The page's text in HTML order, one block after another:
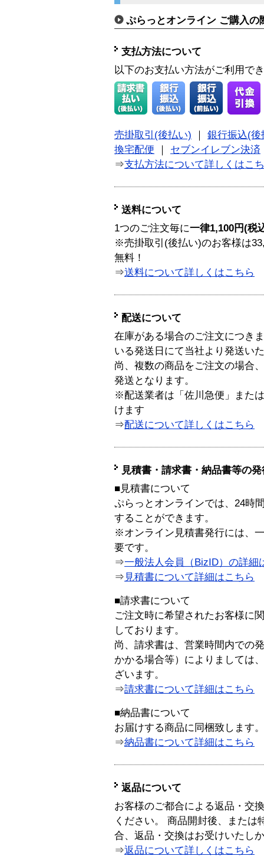
ぷらっとオンライン ご購入の
支払方法について
以下のお支払い方法がご利用で
売掛取引(後払い)
銀行振込(後
換宅配便
セブンイレブン決済
⇒支払方法について詳しくはこ
送料について
1つのご注文毎に一律1,100円(税
※売掛取引(後払い)のお客様は
無料！
⇒送料について詳しくはこちら
配送について
在庫がある場合のご注文につき
いる発送日にて当社より発送い
尚、複数の商品をご注文の場合
発送となります。
※配送業者は「佐川急便」また
けます
⇒配送について詳しくはこちら
見積書・請求書・納品書等の
■見積書について
ぷらっとオンラインでは、24時
することができます。
※オンライン見積書発行には、
要です。
⇒一般法人会員（BizID）の詳細
⇒ 見積書について詳細はこちら
■請求書について
ご注文時に希望されたお客様に
しております。
尚、請求書は、営業時間内での
かかる場合等）によりましては
ざいます。
⇒請求書について詳細はこちら
■納品書について
お届けする商品に同梱致します。
⇒納品書について詳細はこちら
返品について
お客様のご都合による返品・交
ください。 商品開封後、または
合、返品・交換はお受けいたし
⇒返品について詳しくはこちら